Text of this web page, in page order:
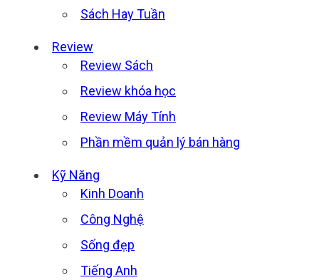
Sách Hay Tuần
Review
Review Sách
Review khóa học
Review Máy Tính
Phần mềm quản lý bán hàng
Kỹ Năng
Kinh Doanh
Công Nghệ
Sống đẹp
Tiếng Anh